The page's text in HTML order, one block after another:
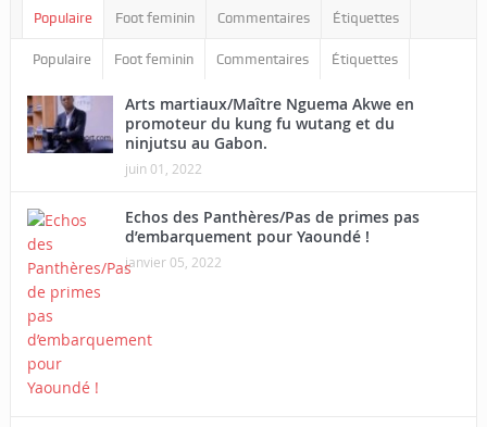
Populaire Foot feminin Commentaires Étiquettes
Populaire Foot feminin Commentaires Étiquettes
Arts martiaux/Maître Nguema Akwe en
promoteur du kung fu wutang et du
ninjutsu au Gabon.
juin 01, 2022
Echos des Panthères/Pas de primes pas
d’embarquement pour Yaoundé !
janvier 05, 2022